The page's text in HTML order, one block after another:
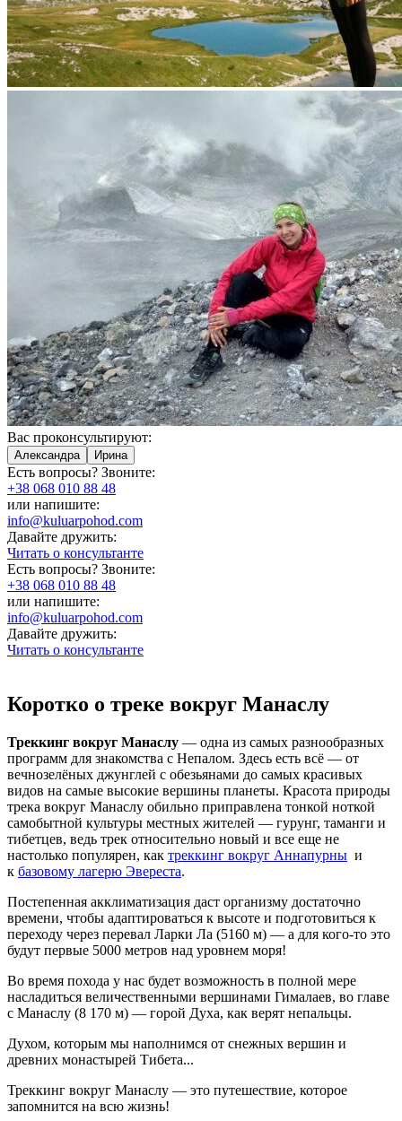
Вас проконсультируют:
Александра Ирина
Есть вопросы? Звоните:
+38 068 010 88 48
или напишите:
info@kuluarpohod.com
Давайте дружить:
Читать о консультанте
Есть вопросы? Звоните:
+38 068 010 88 48
или напишите:
info@kuluarpohod.com
Давайте дружить:
Читать о консультанте
Коротко о треке вокруг Манаслу
Треккинг вокруг Манаслу — одна из самых разнообразных
программ для знакомства с Непалом. Здесь есть всё — от
вечнозелёных джунглей с обезьянами до самых красивых
видов на самые высокие вершины планеты. Красота природы
трека вокруг Манаслу обильно приправлена тонкой ноткой
самобытной культуры местных жителей — гурунг, таманги и
тибетцев, ведь трек относительно новый и все еще не
настолько популярен, как треккинг вокруг Аннапурны и
к базовому лагерю Эвереста.
Постепенная акклиматизация даст организму достаточно
времени, чтобы адаптироваться к высоте и подготовиться к
переходу через перевал Ларки Ла (5160 м) — а для кого-то это
будут первые 5000 метров над уровнем моря!
Во время похода у нас будет возможность в полной мере
насладиться величественными вершинами Гималаев, во главе
с Манаслу (8 170 м) — горой Духа, как верят непальцы.
Духом, которым мы наполнимся от снежных вершин и
древних монастырей Тибета...
Треккинг вокруг Манаслу — это путешествие, которое
запомнится на всю жизнь!